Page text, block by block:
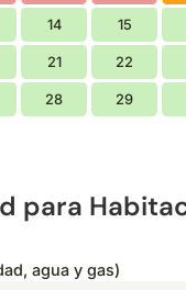
14 15
21 22
28 29
para
agua y gas)